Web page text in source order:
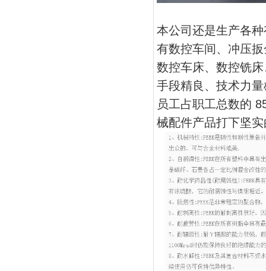
本公司还是生产各
有数控车间、冲压
数控车床、数控铣
手段精良、技术力
员工占职工总数的
械配件产品打下坚